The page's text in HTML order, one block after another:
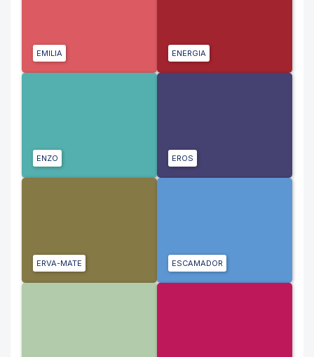
EMILIA ENERGIA
ENZO EROS
ERVA-MATE ESCAMADOR